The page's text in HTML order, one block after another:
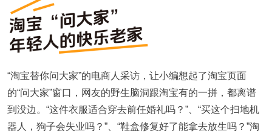
“淘宝替你问大家”的电商人采访，让小编想起了淘宝页面
的“问大家”窗口，网友的野生脑洞跟淘宝有的一拼，都离谱
到没边。“这件衣服适合穿去前任婚礼吗？”、“买这个扫地机
器人，狗子会失业吗？”、“鞋盒修复好了能拿去放生吗？”淘